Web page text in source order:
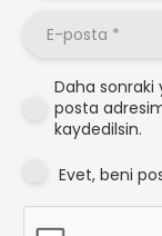
Daha sonraki
posta
kaydedilsin.
Evet, beni